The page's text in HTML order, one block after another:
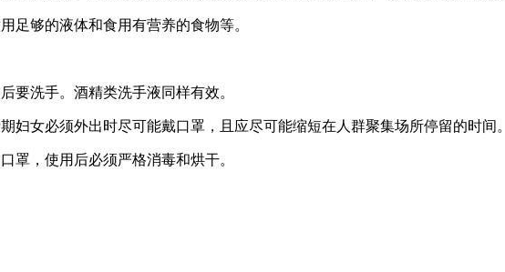
足够的液体和食用有营养的食物等。
要洗手。酒精类洗手液同样有效。
女必须外出时尽可能戴口罩，且应尽可能缩短在人群聚集场所停留的时间。
罩，使用后必须严格消毒和烘干。